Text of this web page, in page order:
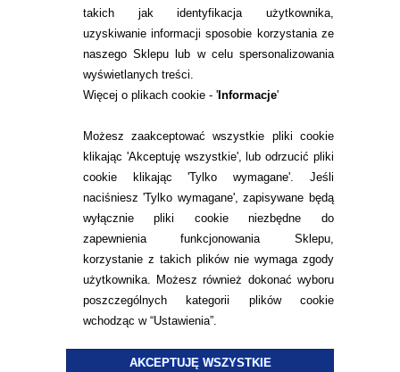
takich jak identyfikacja użytkownika,
uzyskiwanie informacji sposobie korzystania ze
naszego Sklepu lub w celu spersonalizowania
wyświetlanych treści.
Więcej o plikach cookie - 'Informacje'
Możesz zaakceptować wszystkie pliki cookie
klikając 'Akceptuję wszystkie', lub odrzucić pliki
cookie klikając 'Tylko wymagane'. Jeśli
naciśniesz 'Tylko wymagane', zapisywane będą
wyłącznie pliki cookie niezbędne do
zapewnienia funkcjonowania Sklepu,
korzystanie z takich plików nie wymaga zgody
użytkownika. Możesz również dokonać wyboru
poszczególnych kategorii plików cookie
wchodząc w “Ustawienia”.
AKCEPTUJĘ WSZYSTKIE
INFORMACJE KONTAKTOWE
KONTAKT
TEL.
22 113 44 43
E-MAIL.
KONTAKT@ALESOCZEWKI.COM
ZMIEŃ USTAWIENIA ZGODY NA CIASTECZKA